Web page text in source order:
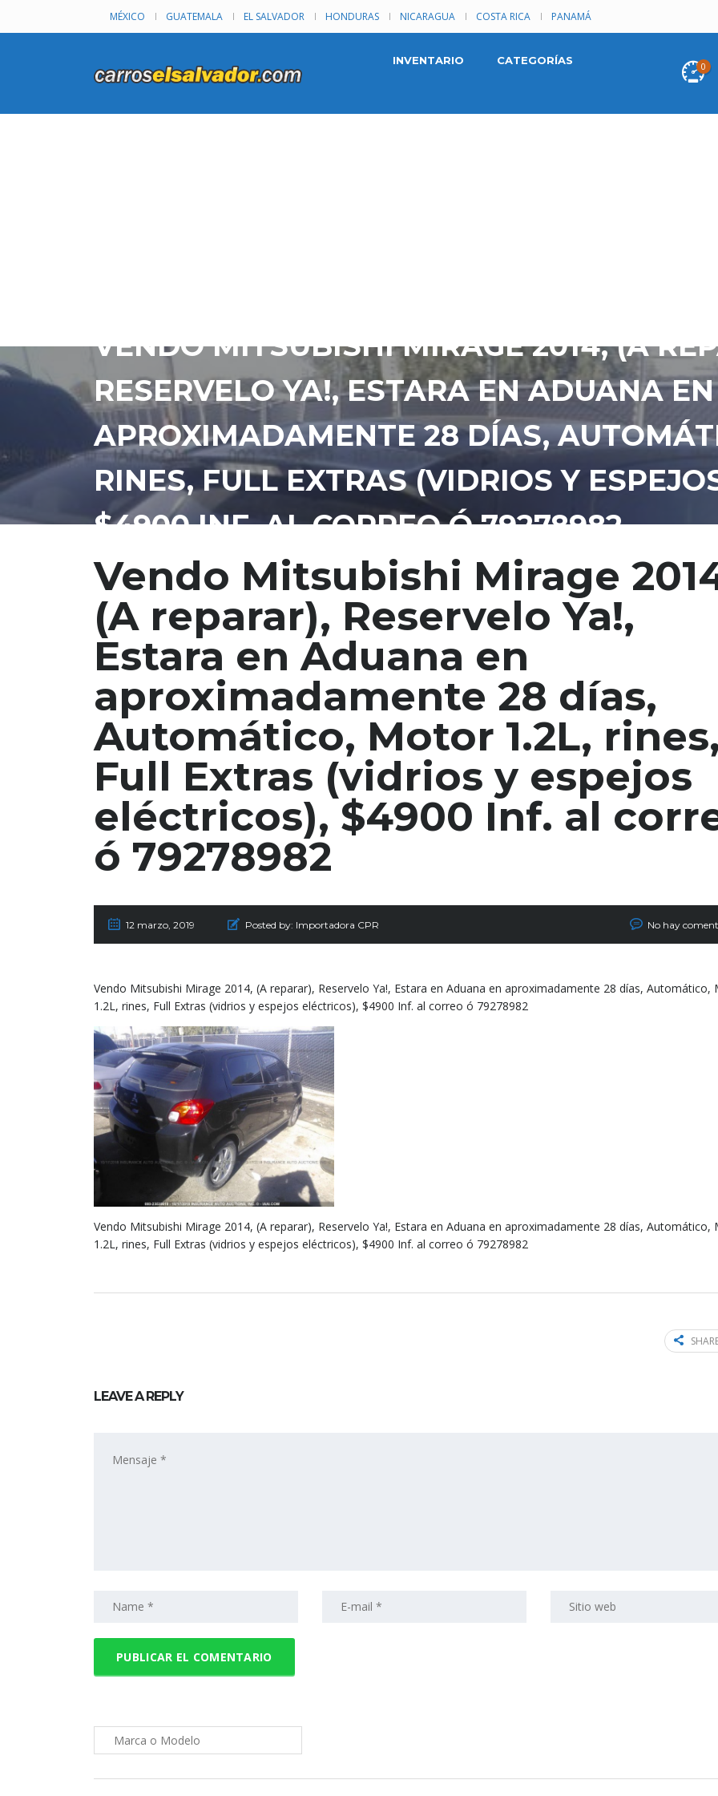
MÉXICO GUATEMALA EL SALVADOR HONDURAS NICARAGUA COSTA RICA PANAMÁ
0
INVENTARIO CATEGORÍAS
VENDO MITSUBISHI MIRAGE 2014, (A
RESERVELO YA!, ESTARA EN ADUANA EN
APROXIMADAMENTE 28 DÍAS,
RINES, FULL EXTRAS (VIDRIOS Y
$4900 INF. AL CORREO Ó 79278982
Vendo Mitsubishi Mirage
(A reparar), Reservelo Ya!,
Estara en Aduana en
aproximadamente 28 días,
Automático, Motor 1.2L, rines,
Full Extras (vidrios y espejos
eléctricos), $4900 Inf. al
ó 79278982
12 marzo, 2019 Posted by: Importadora CPR No hay
Vendo Mitsubishi Mirage 2014, (A reparar), Reservelo Ya!, Estara en Aduana en aproximadamente 28 días, Automático,
1.2L, rines, Full Extras (vidrios y espejos eléctricos), $4900 Inf. al correo ó 79278982
Vendo Mitsubishi Mirage 2014, (A reparar), Reservelo Ya!, Estara en Aduana en aproximadamente 28 días, Automático,
1.2L, rines, Full Extras (vidrios y espejos eléctricos), $4900 Inf. al correo ó 79278982
LEAVE A REPLY